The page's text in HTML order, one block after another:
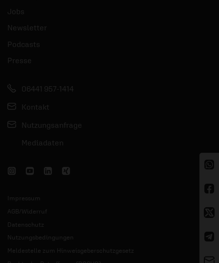
Jobs
Newsletter
Podcasts
Presse
06441 957-1414
Kontakt
Nutzungsanfrage
Mediadaten
Impressum
AGB/Widerruf
Datenschutz
Nutzungsbedingungen
Meldestelle zum Hinweisgeberschutzgesetz